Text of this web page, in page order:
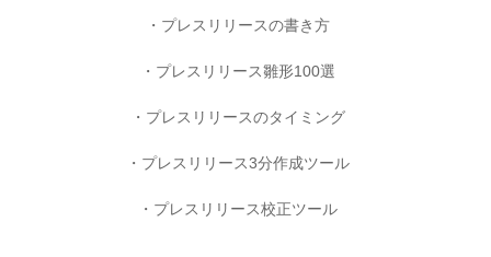
プレスリリースの書き方
プレスリリース雛形100選
プレスリリースのタイミング
プレスリリース3分作成ツール
プレスリリース校正ツール